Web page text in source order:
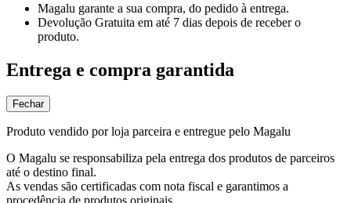
Magalu garante a sua compra, do pedido à entrega.
Devolução Gratuita em até 7 dias depois de receber o
produto.
Entrega e compra garantida
Fechar
Produto vendido por loja parceira e entregue pelo Magalu
O Magalu se responsabiliza pela entrega dos produtos de parceiros
até o destino final.
As vendas são certificadas com nota fiscal e garantimos a